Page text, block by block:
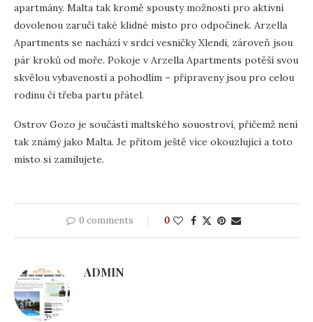
apartmány. Malta tak kromě spousty možností pro aktivní
dovolenou zaručí také klidné místo pro odpočinek. Arzella
Apartments se nachází v srdci vesničky Xlendi, zároveň jsou
pár kroků od moře. Pokoje v Arzella Apartments potěší svou
skvělou vybaveností a pohodlím – připraveny jsou pro celou
rodinu či třeba partu přátel.
Ostrov Gozo je součástí maltského souostroví, přičemž není
tak známý jako Malta. Je přitom ještě více okouzlující a toto
místo si zamilujete.
0 comments 0
ADMIN